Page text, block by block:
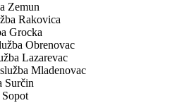
Zemun
Rakovica
Grocka
Obrenovac
Lazarevac
Mladenovac
Surčin
Sopot